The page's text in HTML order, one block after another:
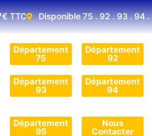
TTC Disponible 75 . 92 . 93 . 94 .
Département
75
Département
92
Département
93
Département
94
Département
95
Nous
Contacter